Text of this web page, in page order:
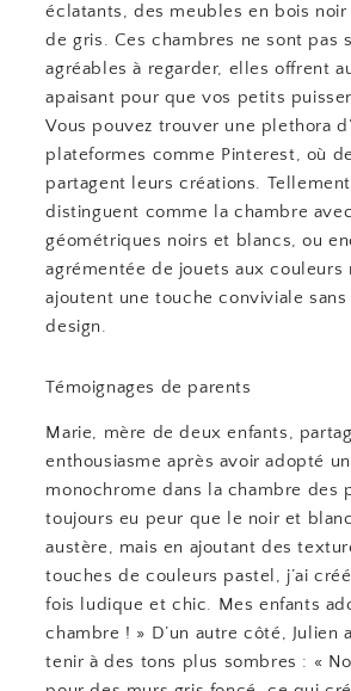
éclatants, des meubles en bois
de gris. Ces chambres ne sont pas
agréables à regarder, elles offrent
apaisant pour que vos petits
Vous pouvez trouver une plethora
plateformes comme Pinterest, où
partagent leurs créations.
distinguent comme la chambre
géométriques noirs et blancs, ou
agrémentée de jouets aux couleurs
ajoutent une touche conviviale sans
design.
Témoignages de parents
Marie, mère de deux enfants,
enthousiasme après avoir adopté
monochrome dans la chambre des
toujours eu peur que le noir et
austère, mais en ajoutant des
touches de couleurs pastel, j’ai
fois ludique et chic. Mes enfants
chambre ! » D’un autre côté, Julien
tenir à des tons plus sombres : «